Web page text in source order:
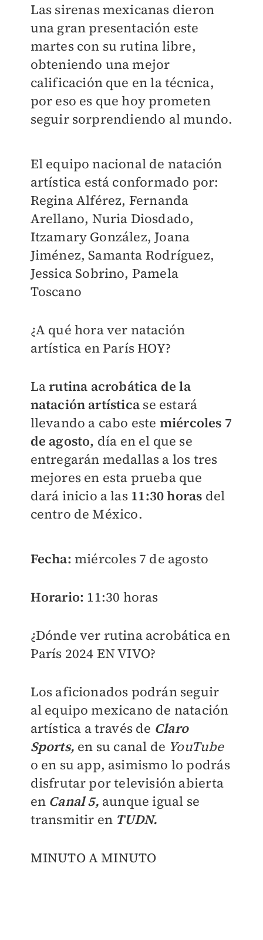
Las sirenas mexicanas dieron
una gran presentación este
martes con su rutina libre,
obteniendo una mejor
calificación que en la técnica,
por eso es que hoy prometen
seguir sorprendiendo al mundo.
El equipo nacional de natación
artística está conformado por:
Regina Alférez, Fernanda
Arellano, Nuria Diosdado,
Itzamary González, Joana
Jiménez, Samanta Rodríguez,
Jessica Sobrino, Pamela
Toscano
¿A qué hora ver natación
artística en París HOY?
Larutina acrobática de la
natación artística se estará
llevando a cabo este miércoles 7
de agosto, día en el que se
entregarán medallas a los tres
mejores en esta prueba que
dará inicio a las 11:30 horas del
centro de México.
Fecha: miércoles 7 de agosto
Horario: 11:30 horas
¿Dónde ver rutina acrobática en
París 2024 EN VIVO?
Los aficionados podrán seguir
al equipo mexicano de natación
artística a través de Claro
Sports, en su canal de YouTube
o en su app, asimismo lo podrás
disfrutar por televisión abierta
en Canal 5, aunque igual se
transmitir en TUDN.
MINUTO A MINUTO